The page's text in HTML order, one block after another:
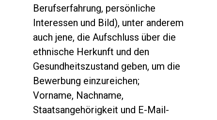
Berufserfahrung, persönliche
Interessen und Bild), unter anderem
auch jene, die Aufschluss über die
ethnische Herkunft und den
Gesundheitszustand geben, um die
Bewerbung einzureichen;
Vorname, Nachname,
Staatsangehörigkeit und E-Mail-